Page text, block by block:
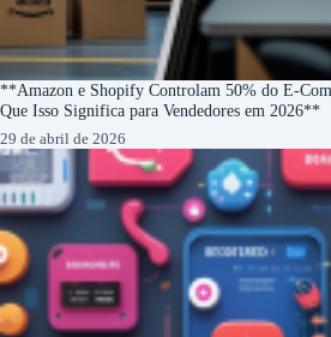
**Amazon e Shopify Controlam 50% do E-
Que Isso Significa para Vendedores em 2026**
29 de abril de 2026